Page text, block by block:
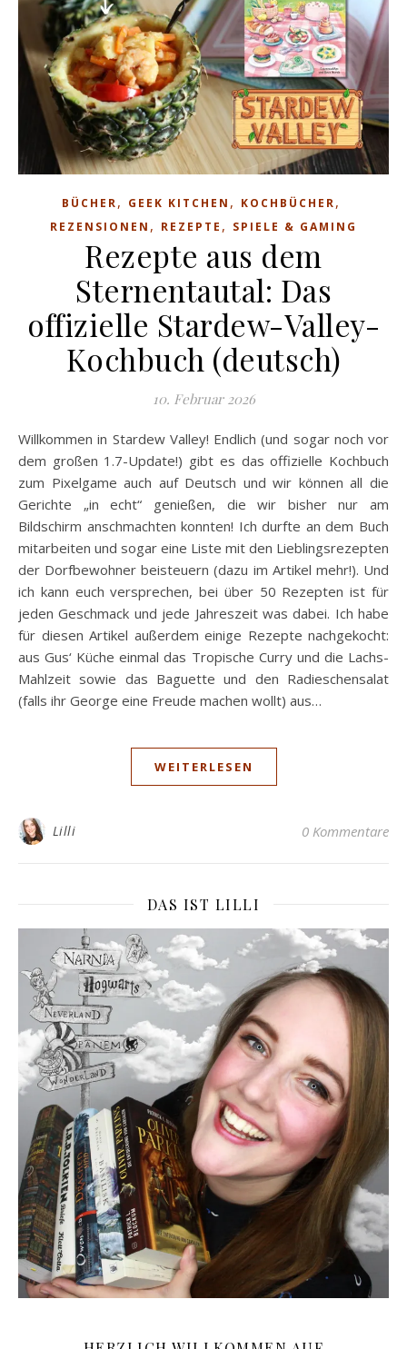
BÜCHER, GEEK KITCHEN , KOCHBÜCHER,
REZENSIONEN , REZEPTE , SPIELE & GAMING
Rezepte aus dem
Sternentautal: Das
offizielle Stardew-Valley-
Kochbuch (deutsch)
10. Februar 2026
Willkommen in Stardew Valley! Endlich (und sogar noch vor
dem großen 1.7-Update!) gibt es das offizielle Kochbuch
zum Pixelgame auch auf Deutsch und wir können all die
Gerichte „in echt“ genießen, die wir bisher nur am
Bildschirm anschmachten konnten! Ich durfte an dem Buch
mitarbeiten und sogar eine Liste mit den Lieblingsrezepten
der Dorfbewohner beisteuern (dazu im Artikel mehr!). Und
ich kann euch versprechen, bei über 50 Rezepten ist für
jeden Geschmack und jede Jahreszeit was dabei. Ich habe
für diesen Artikel außerdem einige Rezepte nachgekocht:
aus Gus‘ Küche einmal das Tropische Curry und die Lachs-
Mahlzeit sowie das Baguette und den Radieschensalat
(falls ihr George eine Freude machen wollt) aus…
WEITERLESEN
Lilli 0 Kommentare
DAS IST LILLI